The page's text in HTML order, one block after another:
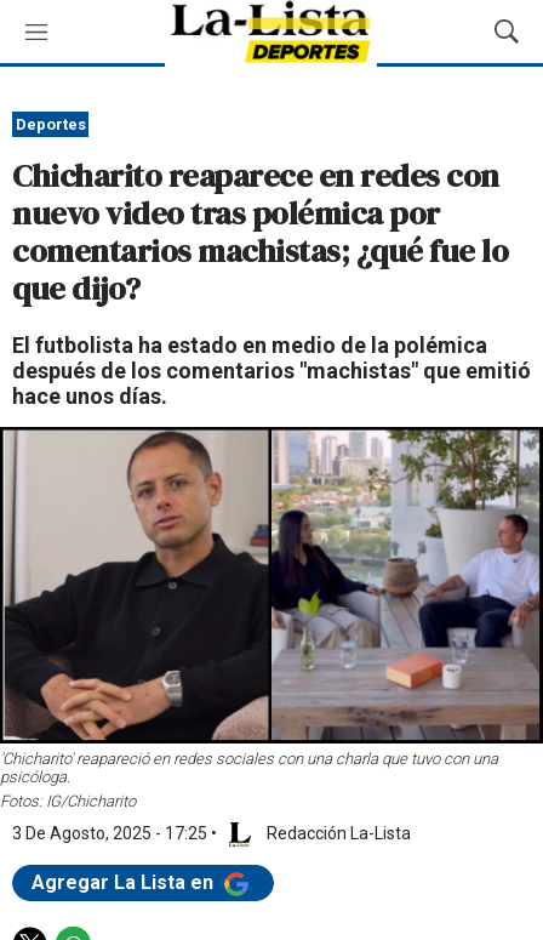
M
e
ú
M
o
ú
d
Deportes
Chicharito reaparece en redes con
nuevo video tras polémica por
comentarios machistas; ¿qué fue lo
que dijo?
El futbolista ha estado en medio de la polémica
después de los comentarios "machistas" que emitió
hace unos días.
'Chicharito' reapareció en redes sociales con una charla que tuvo con una
psicóloga.
Fotos: IG/Chicharito
3 De Agosto, 2025 - 17:25 • Redacción La-Lista
Agregar La Lista en